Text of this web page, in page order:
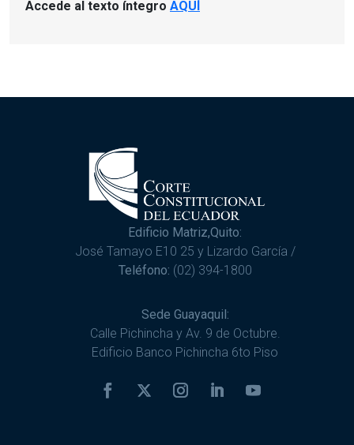
Accede al texto íntegro AQUÍ
Edificio Matriz,Quito:
José Tamayo E10 25 y Lizardo García /
Teléfono: (02) 394-1800
Sede Guayaquil:
Calle Pichincha y Av. 9 de Octubre.
Edificio Banco Pichincha 6to Piso